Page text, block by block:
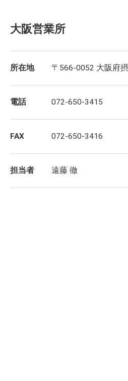
大阪営業所
所在地 〒566-0052 大阪府
電話 072-650-3415
FAX 072-650-3416
担当者 遠藤 徹